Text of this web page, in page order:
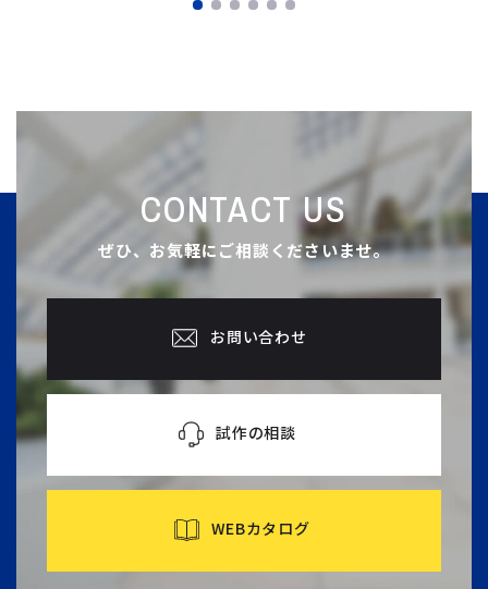
CONTACT US
ぜひ、お気軽にご相談くださいませ。
お問い合わせ
試作の相談
WEBカタログ